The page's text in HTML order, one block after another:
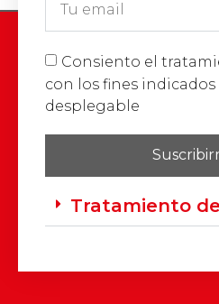
Consiento el
con los fines
desplegable
Tratamiento